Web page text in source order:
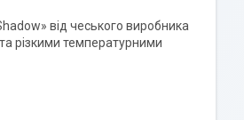
від чеського виробника
різкими температурними